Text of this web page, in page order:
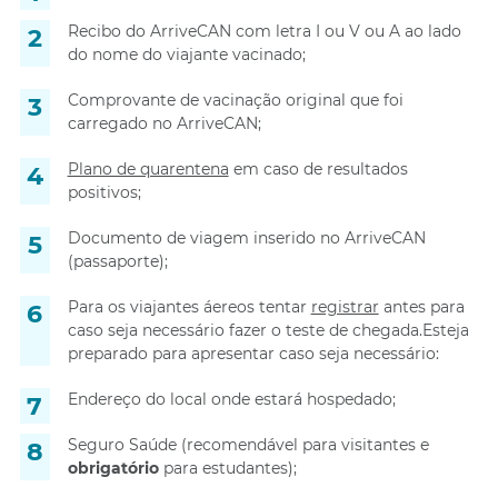
Recibo do ArriveCAN com letra I ou V ou A ao lado
do nome do viajante vacinado;
Comprovante de vacinação original que foi
carregado no ArriveCAN;
Plano de quarentena em caso de resultados
positivos;
Documento de viagem inserido no ArriveCAN
(passaporte);
Para os viajantes áereos tentar registrar antes para
caso seja necessário fazer o teste de chegada.Esteja
preparado para apresentar caso seja necessário:
Endereço do local onde estará hospedado;
Seguro Saúde (recomendável para visitantes e
obrigatóriopara estudantes);